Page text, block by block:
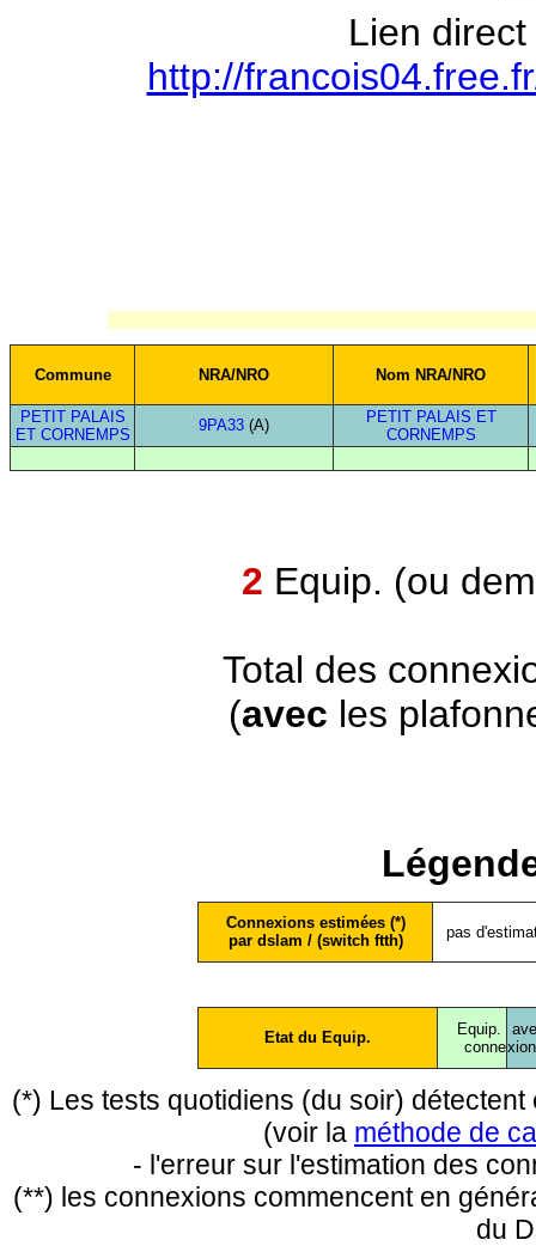
Lien
http://
Commune NRA/NRO Nom NRA/NRO
PETIT PALAIS
ET CORNEMPS
9PA33 (A)
PETIT PALAIS ET
CORNEMPS
2 Equip. (ou
Total des
(avec les
Connexions estimées (*)
par dslam / (switch ftth)
pas
Etat du Equip.
Equip.
conne
(*) Les tests quotidiens (du soir)
(voir la méthode de
- l'erreur sur l'estimation des
(**) les connexions commencent en
du